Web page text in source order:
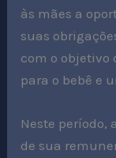
às mães a
suas
com o objetivo
para o bebê e
Neste período,
de sua